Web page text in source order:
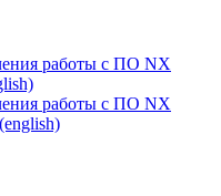
работы с ПО NX
работы с ПО NX